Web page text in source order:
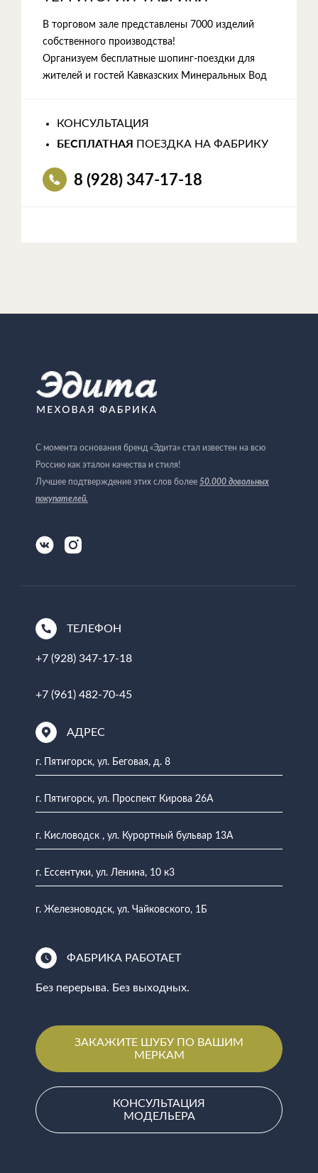
В торговом зале представлены 7000 изделий
собственного производства!
Организуем бесплатные шопинг-поездки для
жителей и гостей Кавказских Минеральных Вод
КОНСУЛЬТАЦИЯ
БЕСПЛАТНАЯ ПОЕЗДКА НА ФАБРИКУ
8 (928) 347-17-18
С момента основания бренд «Эдита» стал известен на всю
Россию как эталон качества и стиля!
Лучшее подтверждение этих слов более 50.000 довольных
покупателей.
ТЕЛЕФОН
+7 (928) 347-17-18
+7 (961) 482-70-45
АДРЕС
г. Пятигорск, ул. Беговая, д. 8
г. Пятигорск, ул. Проспект Кирова 26А
г. Кисловодск , ул. Курортный бульвар 13А
г. Ессентуки, ул. Ленина, 10 к3
г. Железноводск, ул. Чайковского, 1Б
ФАБРИКА РАБОТАЕТ
Без перерыва. Без выходных.
ЗАКАЖИТЕ ШУБУ ПО ВАШИМ
МЕРКАМ
КОНСУЛЬТАЦИЯ
МОДЕЛЬЕРА